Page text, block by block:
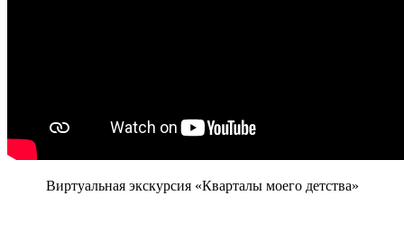
Виртуальная экскурсия «Кварталы моего детства»